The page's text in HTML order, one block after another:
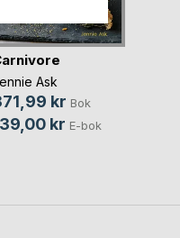
Ask
kr Bok
kr E-bok